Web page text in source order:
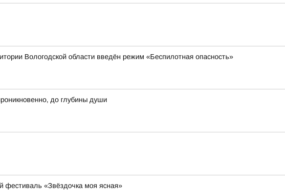
Вологодской области введён режим «Беспилотная опасность»
до глубины души
фестиваль «Звёздочка моя ясная»